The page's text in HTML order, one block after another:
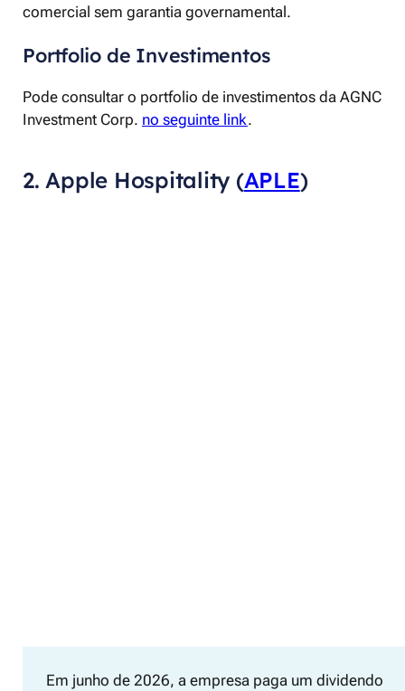
comercial sem garantia governamental.
Portfolio de Investimentos
Pode consultar o portfolio de investimentos da AGNC
Investment Corp. no seguinte link.
2. Apple Hospitality (APLE)
Em junho de 2026, a empresa paga um dividendo